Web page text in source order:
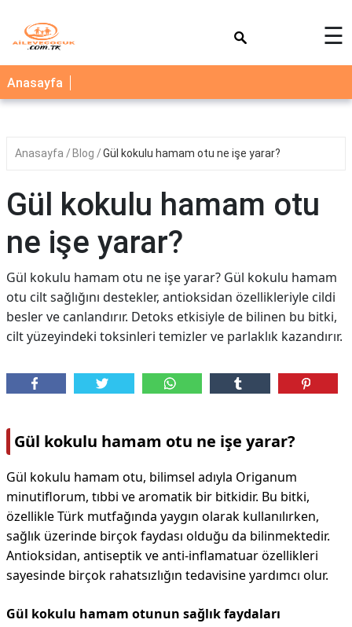
AİLE
ÇOCUK
SAĞLIK
BLOG
FAYDALI
YEMEK
TARİFLERİ
☰
Anasayfa
Anasayfa Blog Gül kokulu hamam otu ne işe yarar?
Gül kokulu hamam otu
ne işe yarar?
Gül kokulu hamam otu ne işe yarar? Gül kokulu hamam
otu cilt sağlığını destekler, antioksidan özellikleriyle cildi
besler ve canlandırır. Detoks etkisiyle de bilinen bu bitki,
cilt yüzeyindeki toksinleri temizler ve parlaklık kazandırır.
Gül kokulu hamam otu ne işe yarar?
Gül kokulu hamam otu, bilimsel adıyla Origanum
minutiflorum, tıbbi ve aromatik bir bitkidir. Bu bitki,
özellikle Türk mutfağında yaygın olarak kullanılırken,
sağlık üzerinde birçok faydası olduğu da bilinmektedir.
Antioksidan, antiseptik ve anti-inflamatuar özellikleri
sayesinde birçok rahatsızlığın tedavisine yardımcı olur.
Gül kokulu hamam otunun sağlık faydaları